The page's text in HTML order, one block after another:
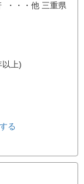
・・・他 三重県
以上)
る